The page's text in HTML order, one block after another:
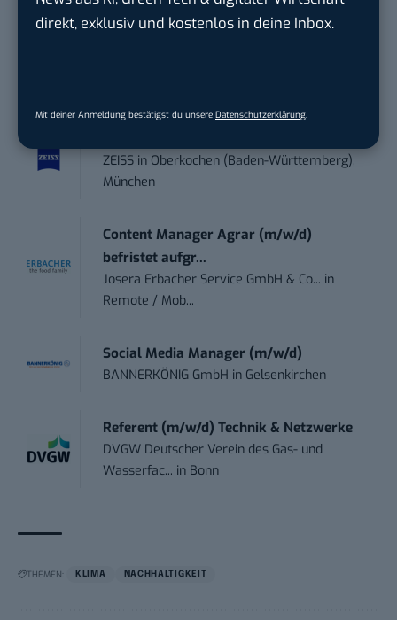
direkt, exklusiv und kostenlos in deine Inbox.
Mit deiner Anmeldung bestätigst du unsere Datenschutzerklärung.
Sales-Manager (m/w/d) Online-
ZEISS in Oberkochen (Baden-Württemberg),
München
Content Manager Agrar (m/w/d)
befristet aufgr...
Josera Erbacher Service GmbH & Co... in
Remote / Mob...
Social Media Manager (m/w/d)
BANNERKÖNIG GmbH in Gelsenkirchen
Referent (m/w/d) Technik & Netzwerke
DVGW Deutscher Verein des Gas- und
Wasserfac... in Bonn
THEMEN: KLIMA NACHHALTIGKEIT